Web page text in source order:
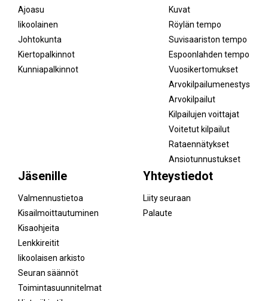
Ajoasu
Iikoolainen
Johtokunta
Kiertopalkinnot
Kunniapalkinnot
Kuvat
Röylän tempo
Suvisaariston tempo
Espoonlahden tempo
Vuosikertomukset
Arvokilpailumenestys
Arvokilpailut
Kilpailujen voittajat
Voitetut kilpailut
Rataennätykset
Ansiotunnustukset
Jäsenille
Valmennustietoa
Kisailmoittautuminen
Kisaohjeita
Lenkkireitit
Iikoolaisen arkisto
Seuran säännöt
Toimintasuunnitelmat
Yhteystiedot
Liity seuraan
Palaute